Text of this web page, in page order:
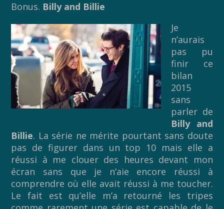
Bonus. Billy and Billie
Je
n’aurais
pas pu
finir ce
bilan
2015
sans
parler de
Billy and
Billie. La série ne mérite pourtant sans doute
pas de figurer dans un top 10 mais elle a
réussi à me clouer des heures devant mon
écran sans que je n’aie encore réussi à
comprendre où elle avait réussi à me toucher.
Le fait est qu’elle m’a retourné les tripes